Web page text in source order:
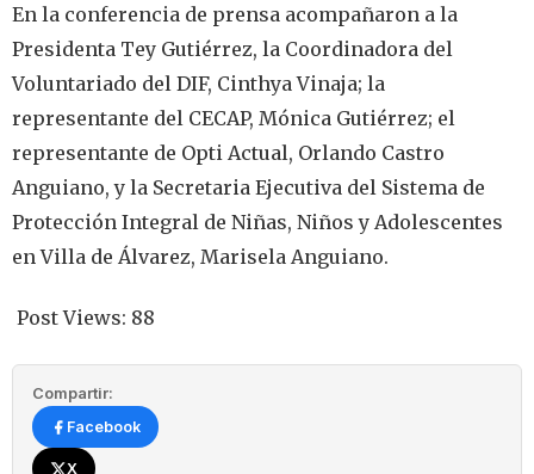
‎En la conferencia de prensa acompañaron a la
Presidenta Tey Gutiérrez, la Coordinadora del
Voluntariado del DIF, Cinthya Vinaja; la
representante del CECAP, Mónica Gutiérrez; el
representante de Opti Actual, Orlando Castro
Anguiano, y la Secretaria Ejecutiva del Sistema de
Protección Integral de Niñas, Niños y Adolescentes
en Villa de Álvarez, Marisela Anguiano.
Post Views: 88
Compartir:
Facebook
X